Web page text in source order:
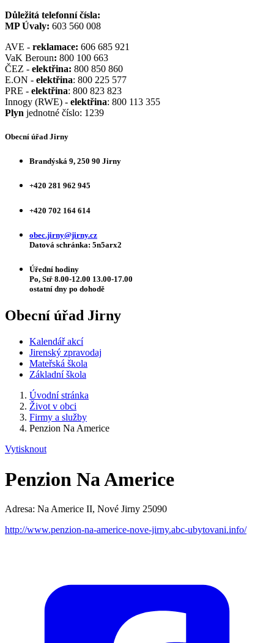
Důležitá telefonní čísla:
MP Úvaly: 603 560 008
AVE - reklamace: 606 685 921
VaK Beroun: 800 100 663
ČEZ - elektřina: 800 850 860
E.ON - elektřina: 800 225 577
PRE - elektřina: 800 823 823
Innogy (RWE) - elektřina: 800 113 355
Plyn jednotné číslo: 1239
Obecní úřad Jirny
Brandýská 9, 250 90 Jirny
+420 281 962 945
+420 702 164 614
obec.jirny@jirny.cz
Datová schránka: 5n5arx2
Úřední hodiny
Po, Stř 8.00-12.00 13.00-17.00
ostatní dny po dohodě
Obecní úřad Jirny
Kalendář akcí
Jirenský zpravodaj
Mateřská škola
Základní škola
Úvodní stránka
Život v obci
Firmy a služby
Penzion Na Americe
Vytisknout
Penzion Na Americe
Adresa: Na Americe II, Nové Jirny 25090
http://www.penzion-na-americe-nove-jirny.abc-ubytovani.info/